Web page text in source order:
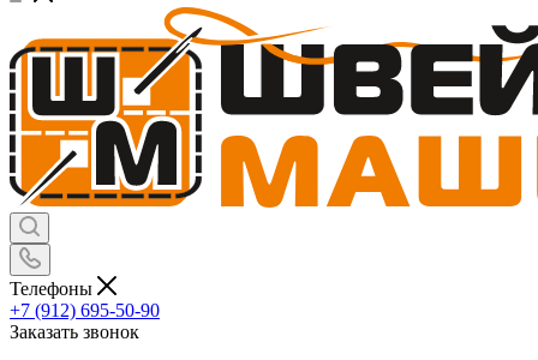
Телефоны
+7 (912) 695-50-90
Заказать звонок